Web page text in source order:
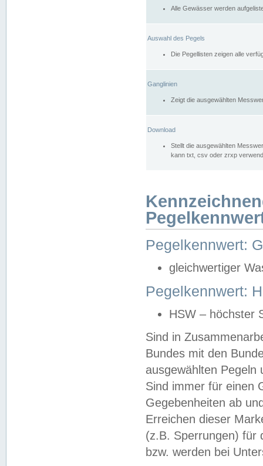
Alle Gewässer werden
Auswahl des Pegels
Die Pegellisten zeigen alle
Ganglinien
Zeigt die ausgewählten
Download
Stellt die ausgewählten
kann txt, csv oder zrxp
Pegelkennwert:
gleichwertiger
Pegelkennwert:
HSW – höchster
Sind in
Bundes mit den
ausgewählten
Sind immer für einen
Gegebenheiten ab
Erreichen dieser
(z.B. Sperrungen) für
bzw. werden bei